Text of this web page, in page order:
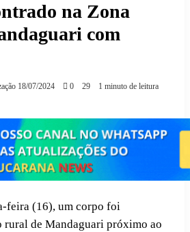
na Zona
com
18/07/2024 0 29 1 minuto de leitura
feira (16), um corpo foi
rural de Mandaguari próximo ao